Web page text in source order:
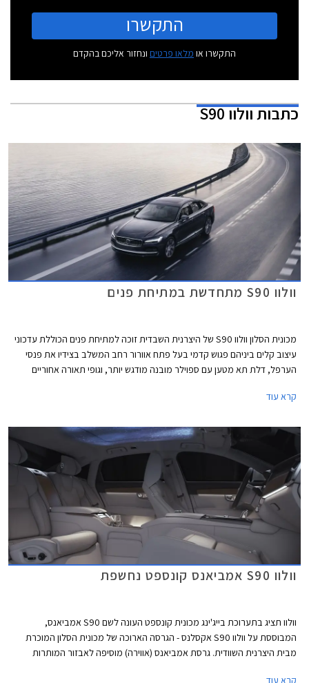
התקשרו
התקשרו או מלאו פרטים ונחזור אליכם בהקדם
כתבותוולוו S90
וולוו S90 מתחדשת במתיחת פנים
מכונית הסלון וולוו S90 של היצרנית השבדית זוכה למתיחת פנים הכוללת עדכוני
עיצוב קלים ביניהם פגוש קדמי בעל פתח אוורור רחב המשלב בצידיו את פנסי
הערפל, דלת תא מטען עם ספוילר מובנה מודגש יותר, וגופי תאורה אחוריים
הקיים.
קרא עוד
וולוו S90 אמביאנס קונספט נחשפת
וולוו תציג בתערוכת בייג'ינג מכונית קונספט העונה לשם S90 אמביאנס,
המבוססת על וולוו S90 אקסלנס - הגרסה הארוכה של מכונית הסלון המוכרת
מבית היצרנית השוודית. גרסת אמביאנס (אווירה) מוסיפה לאבזור המותרות
קרא עוד